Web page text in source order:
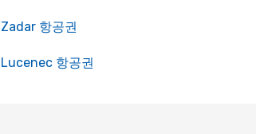
Zadar 항공권
Lucenec 항공권